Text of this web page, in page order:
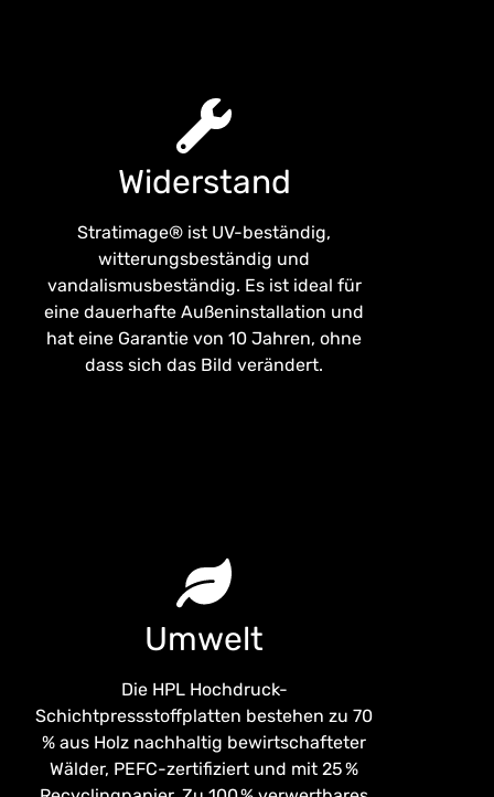
Widerstand
Stratimage® ist UV-beständig,
witterungsbeständig und
vandalismusbeständig. Es ist ideal für
eine dauerhafte Außeninstallation und
hat eine Garantie von 10 Jahren, ohne
dass sich das Bild verändert.
Umwelt
Die HPL Hochdruck-
Schichtpressstoffplatten bestehen zu 70
% aus Holz nachhaltig bewirtschafteter
Wälder, PEFC-zertifiziert und mit 25 %